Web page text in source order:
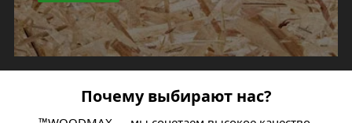
Почему выбирают нас?